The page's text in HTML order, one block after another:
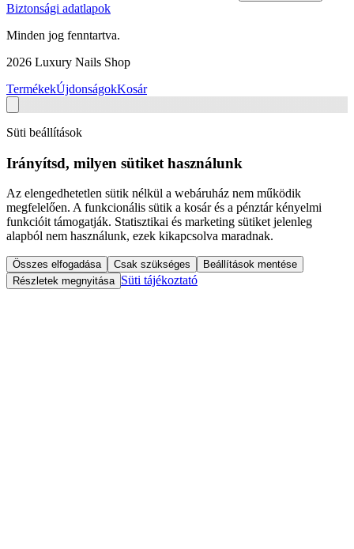
Biztonsági adatlapok
Minden jog fenntartva.
2026 Luxury Nails Shop
TermékekÚjdonságokKosár
Süti beállítások
Irányítsd, milyen sütiket használunk
Az elengedhetetlen sütik nélkül a webáruház nem működik
megfelelően. A funkcionális sütik a kosár és a pénztár kényelmi
funkcióit támogatják. Statisztikai és marketing sütiket jelenleg
alapból nem használunk, ezek kikapcsolva maradnak.
Összes elfogadása Csak szükséges
Beállítások mentése
Részletek megnyitása Süti tájékoztató